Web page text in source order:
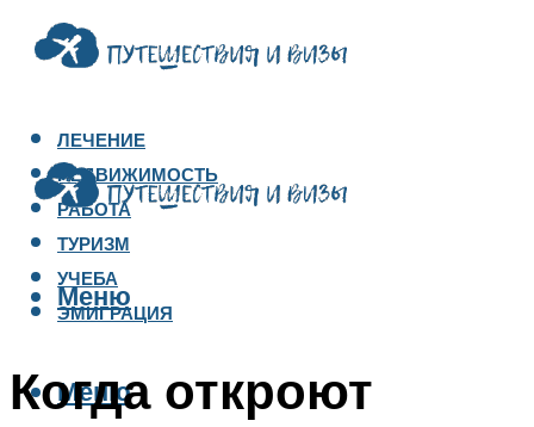
ЛЕЧЕНИЕ
НЕДВИЖИМОСТЬ
РАБОТА
ТУРИЗМ
УЧЕБА
ЭМИГРАЦИЯ
Меню
Меню
Когда откроют